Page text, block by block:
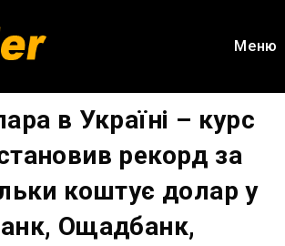
Меню
в Україні – курс
рекорд за
коштує долар у
Ощадбанк,